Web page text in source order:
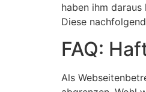
haben ihm
Diese
FAQ:
Als